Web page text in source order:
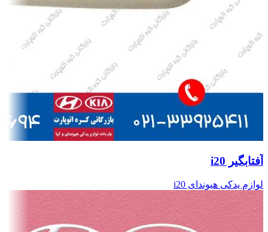
آفتابگیر i20
لوازم یدکی هیوندای i20